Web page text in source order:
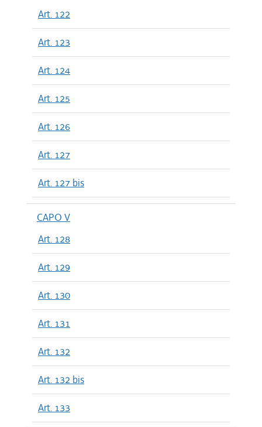
Art. 122
Art. 123
Art. 124
Art. 125
Art. 126
Art. 127
Art. 127 bis
CAPO V
Art. 128
Art. 129
Art. 130
Art. 131
Art. 132
Art. 132 bis
Art. 133